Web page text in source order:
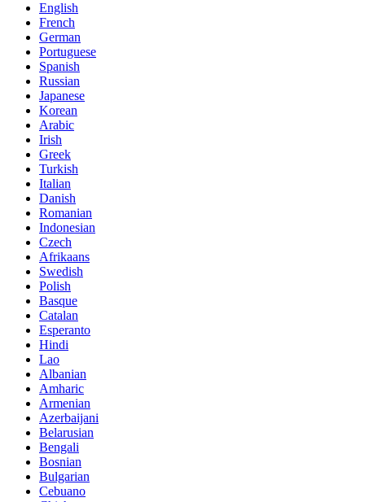
English
French
German
Portuguese
Spanish
Russian
Japanese
Korean
Arabic
Irish
Greek
Turkish
Italian
Danish
Romanian
Indonesian
Czech
Afrikaans
Swedish
Polish
Basque
Catalan
Esperanto
Hindi
Lao
Albanian
Amharic
Armenian
Azerbaijani
Belarusian
Bengali
Bosnian
Bulgarian
Cebuano